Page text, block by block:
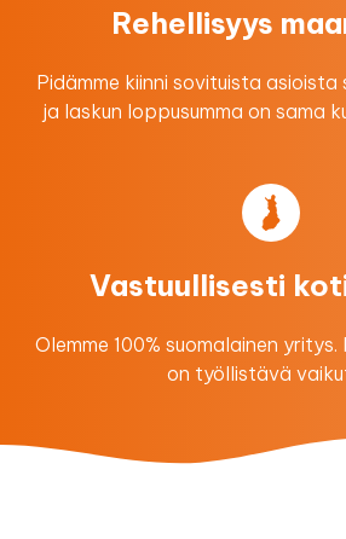
Rehellisyys
Pidämme kiinni sovituista
ja laskun loppusumma on sama
Vastuullisesti
Olemme 100% suomalainen
on työllistävä